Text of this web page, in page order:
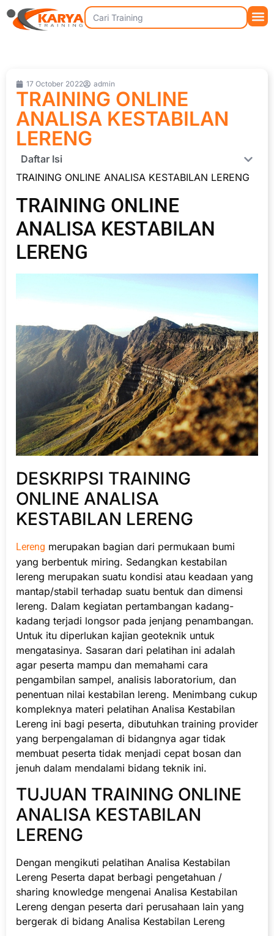
17 October 2022 admin
TRAINING ONLINE
ANALISA KESTABILAN
LERENG
Daftar Isi
TRAINING ONLINE ANALISA KESTABILAN LERENG
TRAINING ONLINE
ANALISA KESTABILAN
LERENG
DESKRIPSI TRAINING
ONLINE ANALISA
KESTABILAN LERENG
Lereng merupakan bagian dari permukaan bumi
yang berbentuk miring. Sedangkan kestabilan
lereng merupakan suatu kondisi atau keadaan yang
mantap/stabil terhadap suatu bentuk dan dimensi
lereng. Dalam kegiatan pertambangan kadang-
kadang terjadi longsor pada jenjang penambangan.
Untuk itu diperlukan kajian geoteknik untuk
mengatasinya. Sasaran dari pelatihan ini adalah
agar peserta mampu dan memahami cara
pengambilan sampel, analisis laboratorium, dan
penentuan nilai kestabilan lereng. Menimbang cukup
kompleknya materi pelatihan Analisa Kestabilan
Lereng ini bagi peserta, dibutuhkan training provider
yang berpengalaman di bidangnya agar tidak
membuat peserta tidak menjadi cepat bosan dan
jenuh dalam mendalami bidang teknik ini.
TUJUAN TRAINING ONLINE
ANALISA KESTABILAN
LERENG
Dengan mengikuti pelatihan Analisa Kestabilan
Lereng Peserta dapat berbagi pengetahuan /
sharing knowledge mengenai Analisa Kestabilan
Lereng dengan peserta dari perusahaan lain yang
bergerak di bidang Analisa Kestabilan Lereng